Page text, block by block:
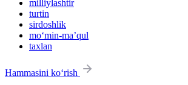
milliylashtir
turtin
sirdoshlik
mo‘min-maʼqul
taxlan
Hammasini ko‘rish